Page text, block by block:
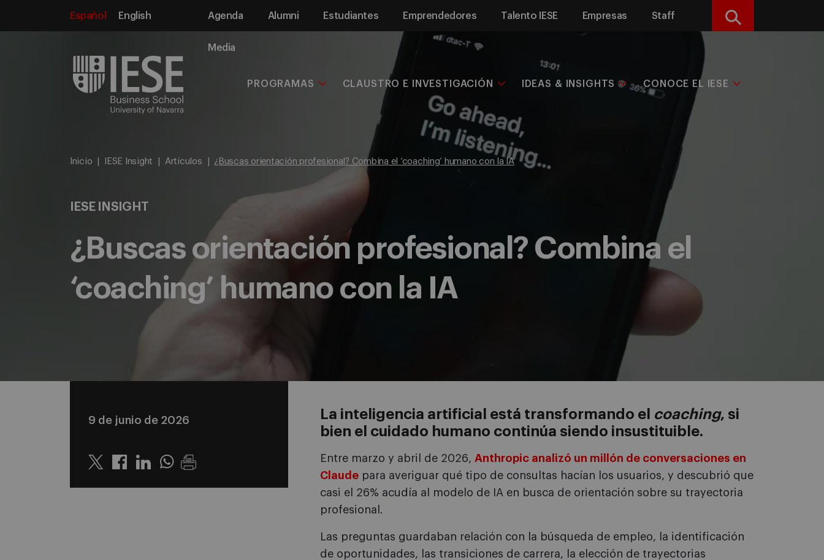
Español English Agenda Alumni Estudiantes Emprendedores Talento IESE Empresas Staff
Media
Buscar
PROGRAMAS CLAUSTRO E INVESTIGACIÓN IDEAS & INSIGHTS CONOCE EL IESE
Inicio IESE Insight Artículos ¿Buscas orientación profesional? Combina el ‘coaching’ humano con la IA
IESE INSIGHT
¿Buscas orientación profesional? Combina el
‘coaching’ humano con la IA
9 de junio de 2026
Twitter LinkedinWhatsapp
La inteligencia artificial está transformando el coaching, si
bien el cuidado humano continúa siendo insustituible.
Entre marzo y abril de 2026, Anthropic analizó un millón de conversaciones en
Claude para averiguar qué tipo de consultas hacían los usuarios, y descubrió que
casi el 26% acudía al modelo de IA en busca de orientación sobre su trayectoria
profesional.
Las preguntas guardaban relación con la búsqueda de empleo, la identificación
de oportunidades, las transiciones de carrera, la elección de trayectorias